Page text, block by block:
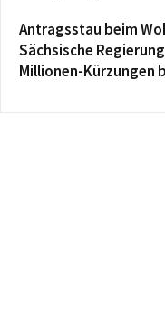
Antragsstau beim
Sächsische
Millionen-Kürzungen